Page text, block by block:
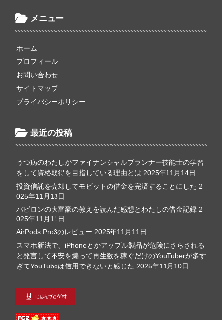
メニュー
ホーム
プロフィール
お問い合わせ
サイトマップ
プライバシーポリシー
最近の投稿
うつ病のわたしがファイナンシャルプランナー技能士の学習
をして資格取得を目指している理由とは 2025年11月14日
投資信託を売却してモビットの借金を完済することにした 2
025年11月13日
バビロンの大富豪の教えを読んだ感想とわたしの借金記録 2
025年11月11日
AirPods Pro3のレビュー 2025年11月11日
スマホ新法で、iPhoneとかアップル製品が危険にさらされる
と発言して不安を煽って再生数を稼ぐだけのYouTuberが多す
ぎてYouTubeは信用できないと感じた 2025年11月10日